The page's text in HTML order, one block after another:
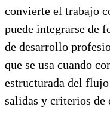
convierte el trabajo
puede integrarse de
de desarrollo
que se usa cuando
estructurada del
salidas y criterios de